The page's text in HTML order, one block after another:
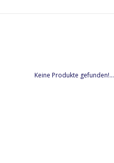
Keine Produkte gefunden!...